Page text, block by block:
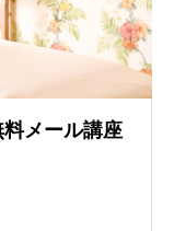
メール講座